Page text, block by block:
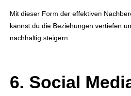
Mit dieser Form der effektiven
kannst du die Beziehungen vertiefen
nachhaltig steigern.
6. Social